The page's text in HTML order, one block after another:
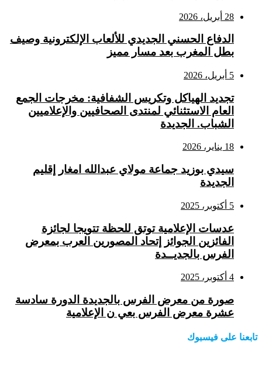
28 أبريل، 2026
الدفاع الحسني الجديدي للألعاب الإلكترونية وصيف
بطل المغرب بعد مسار مميز
5 أبريل، 2026
تجديد الهياكل وتكريس الشفافية: مخرجات الجمع
العام الاستثنائي لمنتدى الصحافيين والإعلاميين
الشباب. الجديدة
18 يناير، 2026
سيدي بوزيد جماعة مولاي عبدالله امغار إقليم
الجديدة
5 أكتوبر، 2025
عدسات الإعلامية توتق للحظة تتويجا لجائزة
الفائزين الجوائز إتحاد المصورين العرب بمعرض
الفرس بالجديــدة
4 أكتوبر، 2025
صورة من معرض الفرس بالجديدة الدورة سادسة
عشرة معرض الفرس بعي ن الإعلامية
تابعنا على فيسبوك